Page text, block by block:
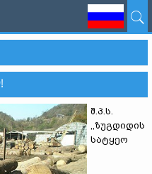
შ.პ.ს.
,,ზუგდიდის
სატყეო